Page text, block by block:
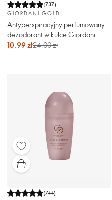
(737)
GIORDANI GOLD
Antyperspiracyjny perfumowany
dezodorant w kulce Giordani
Gold Woman
10,99 zł24,00 zł
(744)